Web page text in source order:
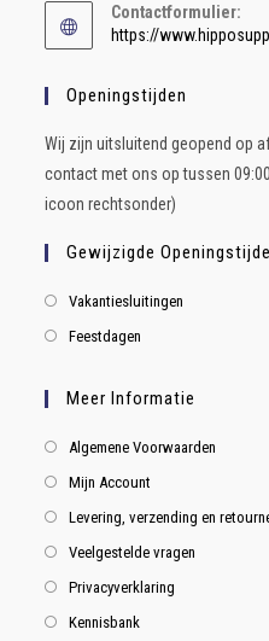
Contactformulier:
https://
Openingstijden
Wij zijn uitsluitend geopend op
contact met ons op tussen
icoon rechtsonder)
Gewijzigde
Vakantiesluitingen
Feestdagen
Meer Informatie
Algemene Voorwaarden
Mijn Account
Levering, verzending en
Veelgestelde vragen
Privacyverklaring
Kennisbank